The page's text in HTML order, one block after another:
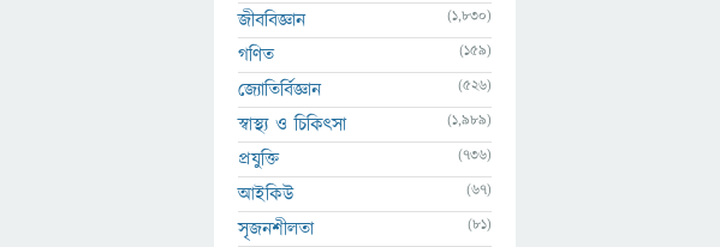
জীববিজ্ঞান (1,830)
গণিত (159)
জ্যোতির্বিজ্ঞান (526)
স্বাস্থ্য ও চিকিৎসা (1,989)
প্রযুক্তি (736)
আইকিউ (67)
সৃজনশীলতা (81)